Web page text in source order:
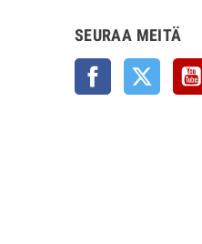
SEURAA MEITÄ
Facebook Twitter